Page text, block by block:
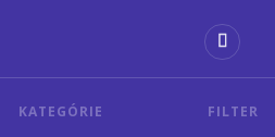
KATEGÓRIE FILTER